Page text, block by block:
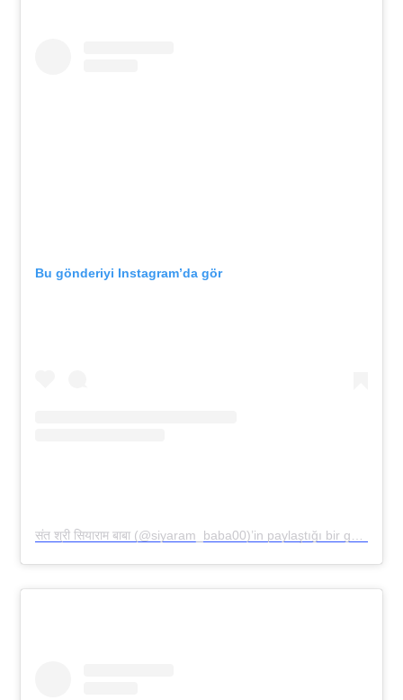
Bu gönderiyi Instagram’da gör